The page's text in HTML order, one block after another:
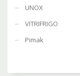
UNOX
VITRIFRIGO
Pimak